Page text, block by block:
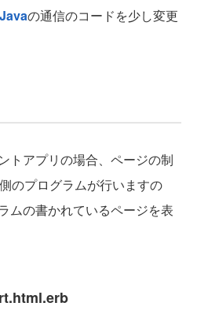
の通信のコードを少し変更
トアプリの場合、ページの制
のプログラムが行いますの
ムの書かれているページを表